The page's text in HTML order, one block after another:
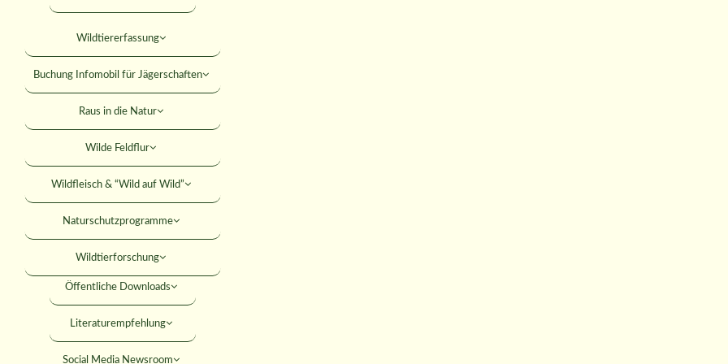
Falkner
Mitteilungsblatt
Versicherungen
Rabatte
Rechtshilfe
Umweltbildung
Förderungen
Seminare
Öffentliche Downloads
Literaturempfehlung
Social Media Newsroom
Wildtiererfassung
Buchung Infomobil für Jägerschaften
Raus in die Natur
Wilde Feldflur
Wildfleisch & “Wild auf Wild”
Naturschutzprogramme
Wildtierforschung
SUCHE
ANMELDEN
02/2021